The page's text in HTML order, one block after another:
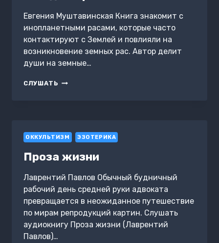
Евгения Муштавинская Книга знакомит с
инопланетными расами, которые часто
контактируют с Землей и повлияли на
возникновение земных рас. Автор делит
души на земные…
СЛУШАТЬ ЗВЕЗДНЫЕ
ОККУЛЬТИЗМ ЭЗОТЕРИКА
Проза жизни
Лаврентий Павлов Обычный будничный
рабочий день средней руки адвоката
превращается в неожиданное путешествие
по мирам репродукций картин. Слушать
аудиокнигу Проза жизни (Лаврентий
Павлов)…